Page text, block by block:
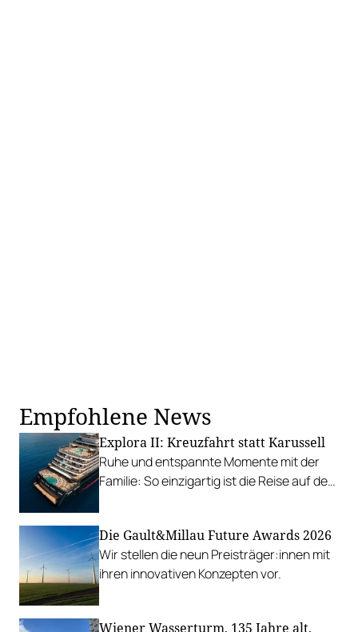
Empfohlene News
Explora II: Kreuzfahrt statt Karussell
Ruhe und entspannte Momente mit der
Familie: So einzigartig ist die Reise auf der
Die Gault&Millau Future Awards 2026
Wir stellen die neun Preisträger:innen mit
ihren innovativen Konzepten vor.
Wiener Wasserturm, 135 Jahre alt,